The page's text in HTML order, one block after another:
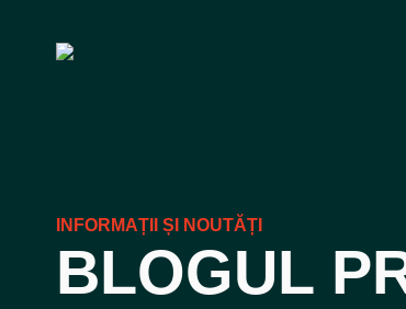
INFORMAȚII ȘI NOUTĂȚI
BLOGUL